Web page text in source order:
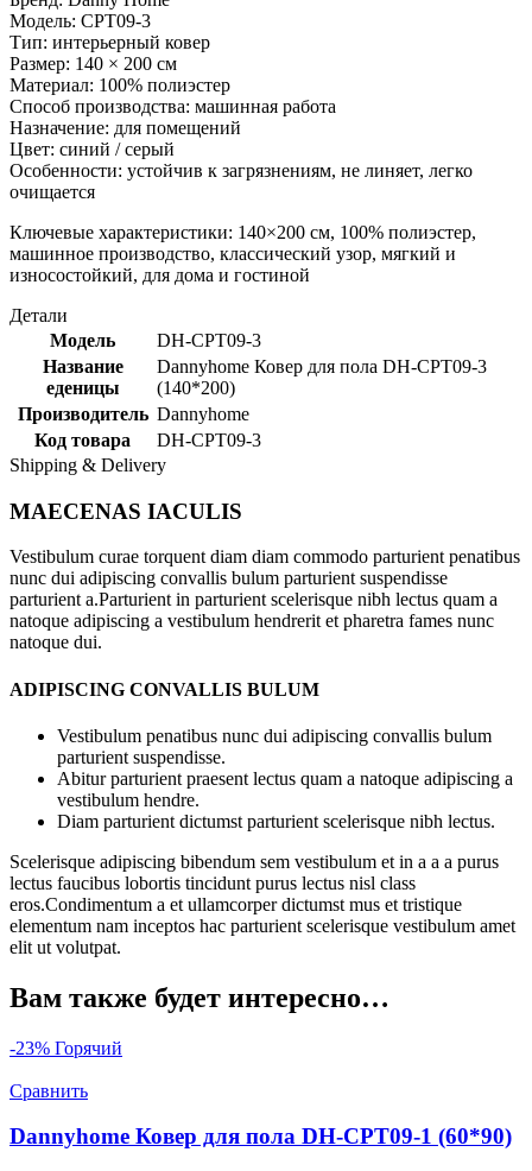
Модель: CPT09-3
Тип: интерьерный ковер
Размер: 140 × 200 см
Материал: 100% полиэстер
Способ производства: машинная работа
Назначение: для помещений
Цвет: синий / серый
Особенности: устойчив к загрязнениям, не линяет, легко
очищается
Ключевые характеристики: 140×200 см, 100% полиэстер,
машинное производство, классический узор, мягкий и
износостойкий, для дома и гостиной
Детали
Модель
DH-CPT09-3
Название
еденицы
Dannyhome Ковер для пола DH-CPT09-3
(140*200)
Производитель Dannyhome
Код товара
DH-CPT09-3
Shipping & Delivery
MAECENAS IACULIS
Vestibulum curae torquent diam diam commodo parturient penatibus
nunc dui adipiscing convallis bulum parturient suspendisse
parturient a.Parturient in parturient scelerisque nibh lectus quam a
natoque adipiscing a vestibulum hendrerit et pharetra fames nunc
natoque dui.
ADIPISCING CONVALLIS BULUM
Vestibulum penatibus nunc dui adipiscing convallis bulum
parturient suspendisse.
Abitur parturient praesent lectus quam a natoque adipiscing a
vestibulum hendre.
Diam parturient dictumst parturient scelerisque nibh lectus.
Scelerisque adipiscing bibendum sem vestibulum et in a a a purus
lectus faucibus lobortis tincidunt purus lectus nisl class
eros.Condimentum a et ullamcorper dictumst mus et tristique
elementum nam inceptos hac parturient scelerisque vestibulum amet
elit ut volutpat.
Вам также будет интересно…
-23% Горячий
Сравнить
Dannyhome Ковер для пола DH-CPT09-1 (60*90)